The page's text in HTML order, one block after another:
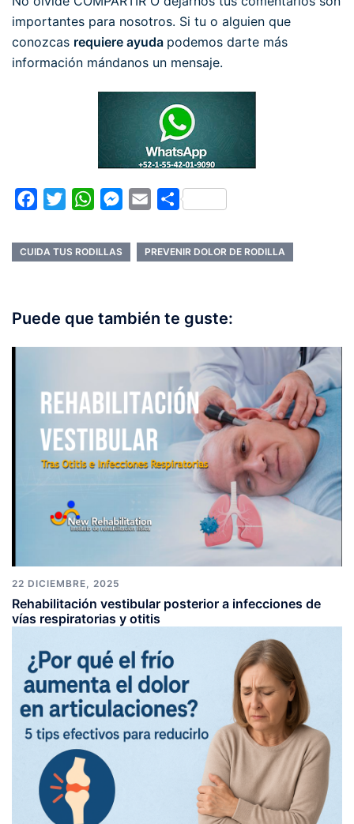
importantes para nosotros. Si tu o alguien que
conozcas requiere ayuda podemos darte más
información mándanos un mensaje.
FacebookTwitterWhatsAppMessenger
EmailCompartir
CUIDA TUS RODILLAS PREVENIR DOLOR DE RODILLA
Puede que también te guste:
22 DICIEMBRE, 2025
Rehabilitación vestibular posterior a infecciones de
vías respiratorias y otitis